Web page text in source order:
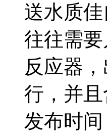
送水质
往往需
反应器
行，并且
发布时